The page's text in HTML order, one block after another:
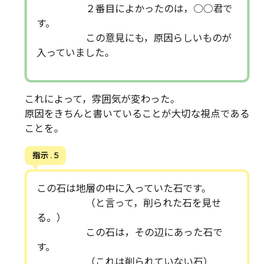
２番目によかったのは，○○君で
す。
この意見にも，原因らしいものが
入っていました。
これによって，雰囲気が変わった。
原因をきちんと書いていることが大切な視点である
ことを。
指示 . 5
この石は地層の中に入っていた石です。
（と言って，削られた石を見せ
る。）
この石は，その辺にあった石で
す。